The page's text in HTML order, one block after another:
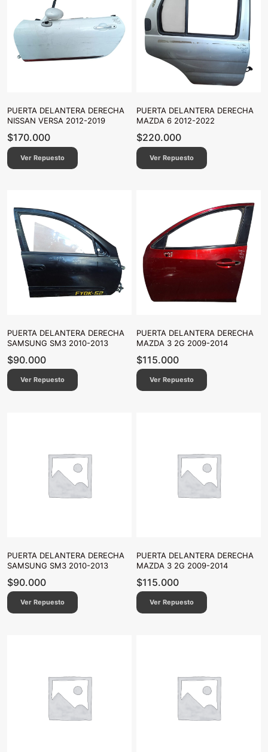
PUERTA DELANTERA DERECHA
NISSAN VERSA 2012-2019
$170.000
Ver Repuesto
PUERTA DELANTERA DERECHA
MAZDA 6 2012-2022
$220.000
Ver Repuesto
PUERTA DELANTERA DERECHA
SAMSUNG SM3 2010-2013
$90.000
Ver Repuesto
PUERTA DELANTERA DERECHA
MAZDA 3 2G 2009-2014
$115.000
Ver Repuesto
PUERTA DELANTERA DERECHA
SAMSUNG SM3 2010-2013
$90.000
Ver Repuesto
PUERTA DELANTERA DERECHA
MAZDA 3 2G 2009-2014
$115.000
Ver Repuesto